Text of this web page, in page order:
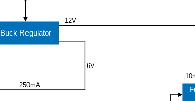
12V
6V
250mA
Buck Regulator